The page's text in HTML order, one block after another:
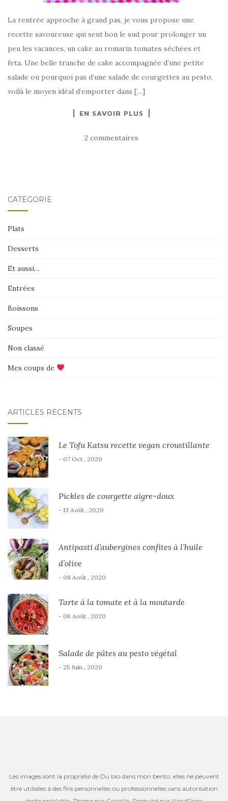
La rentrée approche à grand pas, je vous propose une
recette savoureuse qui sent bon le sud pour prolonger un
peu les vacances, un cake au romarin tomates séchées et
feta. Une belle tranche de cake accompagnée d’une petite
salade ou pourquoi pas d’une salade de courgettes au pesto,
voilà le moyen idéal d’emporter dans […]
EN SAVOIR PLUS
2 commentaires
CATÉGORIE
Plats
Desserts
Et aussi…
Entrées
Boissons
Soupes
Non classé
Mes coups de
ARTICLES RÉCENTS
Le Tofu Katsu recette vegan croustillante
- 07 Oct , 2020
Pickles de courgette aigre-doux
- 13 Août , 2020
Antipasti d’aubergines confites à l’huile
d’olive
- 08 Août , 2020
Tarte à la tomate et à la moutarde
- 06 Août , 2020
Salade de pâtes au pesto végétal
- 25 Juin , 2020
Les images sont la propriété de Du bio dans mon bento, elles ne peuvent
être utilisées à des fins personnelles ou professionnelles sans autorisation